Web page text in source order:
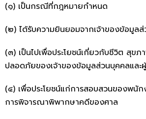
(๑) เป็นกรณีที่กฎหมายกำหนด
(๒) ได้รับความยินยอมจากเจ้าของข้อมูล
(๓) เป็นไปเพื่อประโยชน์เกี่ยวกับชีวิต สุขภ
ปลอดภัยของเจ้าของข้อมูลส่วนบุคคลและ
(๔) เพื่อประโยชน์แก่การสอบสวนของพนั
การพิจารณาพิพากษาคดีของศาล